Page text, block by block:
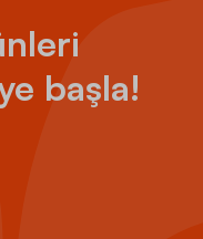
başla!